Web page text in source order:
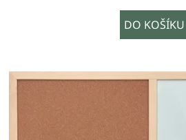
DO KOŠÍKU